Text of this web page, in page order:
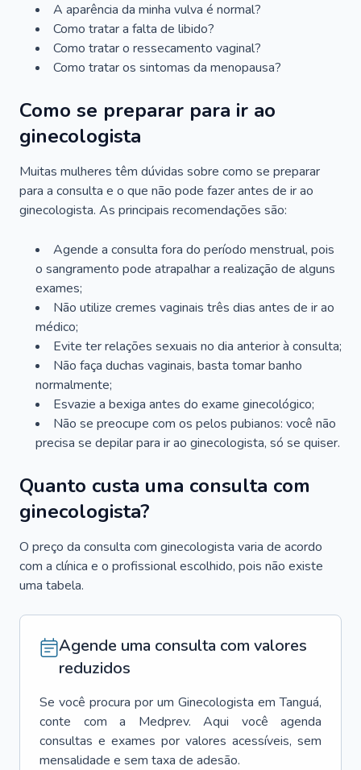
A aparência da minha vulva é normal?
Como tratar a falta de libido?
Como tratar o ressecamento vaginal?
Como tratar os sintomas da menopausa?
Como se preparar para ir ao
ginecologista
Muitas mulheres têm dúvidas sobre como se preparar
para a consulta e o que não pode fazer antes de ir ao
ginecologista. As principais recomendações são:
Agende a consulta fora do período menstrual, pois
o sangramento pode atrapalhar a realização de alguns
exames;
Não utilize cremes vaginais três dias antes de ir ao
médico;
Evite ter relações sexuais no dia anterior à consulta;
Não faça duchas vaginais, basta tomar banho
normalmente;
Esvazie a bexiga antes do exame ginecológico;
Não se preocupe com os pelos pubianos: você não
precisa se depilar para ir ao ginecologista, só se quiser.
Quanto custa uma consulta com
ginecologista?
O preço da consulta com ginecologista varia de acordo
com a clínica e o profissional escolhido, pois não existe
uma tabela.
Agende uma consulta com valores
reduzidos
Se você procura por um Ginecologista em Tanguá,
conte com a Medprev. Aqui você agenda
consultas e exames por valores acessíveis, sem
mensalidade e sem taxa de adesão.